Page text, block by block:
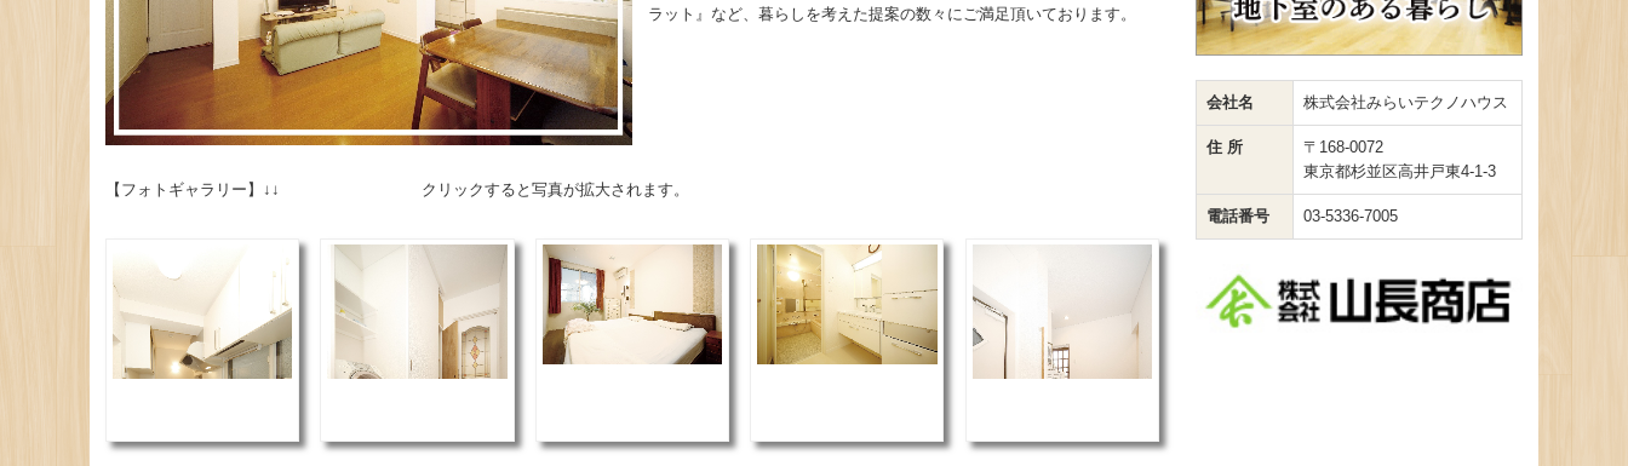
ラット』など、暮らしを考えた提案の数々にご満足頂いております。
【フォトギャラリー】↓↓ クリックすると写真が拡大されます。
会社名 株式会社みらいテクノハウス
住 所
〒168-0072
東京都杉並区高井戸東4-1-3
電話番号 03-5336-7005